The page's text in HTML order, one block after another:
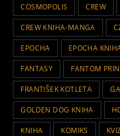
COSMOPOLIS CREW
CREW KNIHA-MANGA
EPOCHA EPOCHA
FANTASY FANTOM
FRANTIŠEK KOTLETA
GOLDEN DOG KNIHA
KNIHA KOMIKS